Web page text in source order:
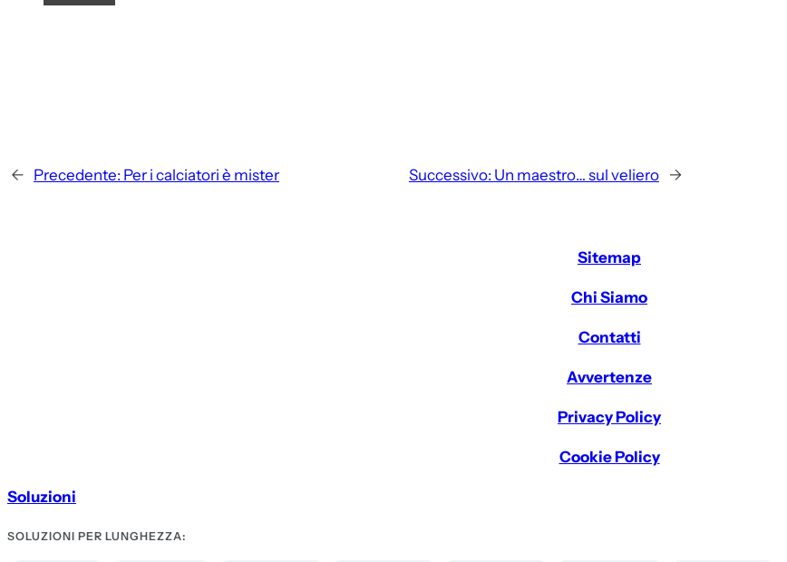
← Precedente: Per i calciatori è mister Successivo: Un maestro… sul veliero →
Sitemap
Chi Siamo
Contatti
Avvertenze
Privacy Policy
Cookie Policy
Soluzioni
SOLUZIONI PER LUNGHEZZA: